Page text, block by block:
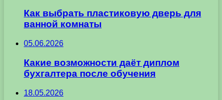
Как выбрать пластиковую дверь для
ванной комнаты
05.06.2026
Какие возможности даёт диплом
бухгалтера после обучения
18.05.2026